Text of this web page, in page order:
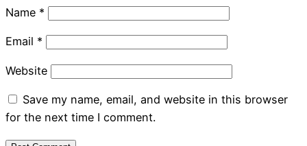
Name *
Email *
Website
Save my name, email, and website in this browser
for the next time I comment.